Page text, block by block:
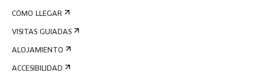
CÓMO LLEGAR
VISITAS GUIADAS
ALOJAMIENTO
ACCESIBILIDAD